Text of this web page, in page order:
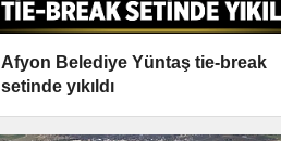
Afyon Belediye Yüntaş tie-break
setinde yıkıldı